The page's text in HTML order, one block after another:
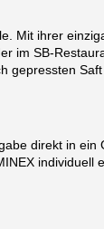
Mit ihrer
im SB-
gepressten
direkt in ein
individuell